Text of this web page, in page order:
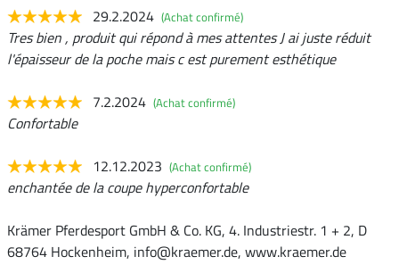
29.2.2024 (Achat confirmé)
Tres bien , produit qui répond à mes attentes J ai juste réduit
l'épaisseur de la poche mais c est purement esthétique
7.2.2024 (Achat confirmé)
Confortable
12.12.2023 (Achat confirmé)
enchantée de la coupe hyperconfortable
Krämer Pferdesport GmbH & Co. KG, 4. Industriestr. 1 + 2, D
68764 Hockenheim, info@kraemer.de, www.kraemer.de